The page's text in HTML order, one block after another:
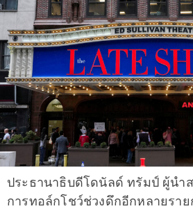
ประธานาธิบดีโดนัลด์ ทรัมป์ ผู้นำ
การทอล์กโชว์ช่วงดึกอีกหลายราย